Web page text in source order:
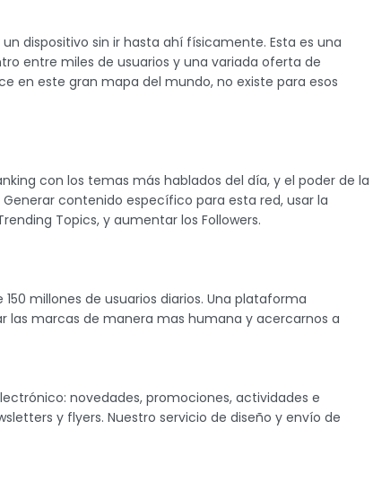
dispositivo sin ir hasta ahí físicamente. Esta es una
entre miles de usuarios y una variada oferta de
en este gran mapa del mundo, no existe para esos
con los temas más hablados del día, y el poder de la
contenido específico para esta red, usar la
Topics, y aumentar los Followers.
millones de usuarios diarios. Una plataforma
marcas de manera mas humana y acercarnos a
novedades, promociones, actividades e
y flyers. Nuestro servicio de diseño y envío de